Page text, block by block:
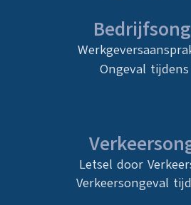
Ongeval
Letsel door
Verkeersongeval